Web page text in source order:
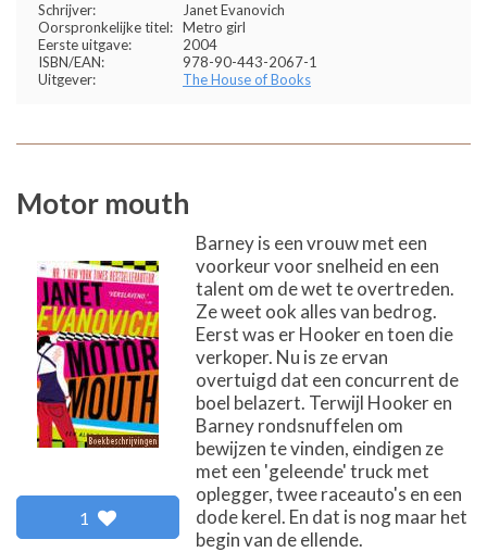
Schrijver:
Janet Evanovich
Oorspronkelijke titel: Metro girl
Eerste uitgave:
2004
ISBN/EAN:
978-90-443-2067-1
Uitgever:
The House of Books
Motor mouth
1
Barney is een vrouw met een
voorkeur voor snelheid en een
talent om de wet te overtreden.
Ze weet ook alles van bedrog.
Eerst was er Hooker en toen die
verkoper. Nu is ze ervan
overtuigd dat een concurrent de
boel belazert. Terwijl Hooker en
Barney rondsnuffelen om
bewijzen te vinden, eindigen ze
met een 'geleende' truck met
oplegger, twee raceauto's en een
dode kerel. En dat is nog maar het
begin van de ellende.